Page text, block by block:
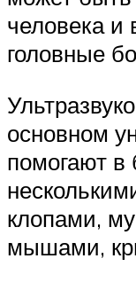
человека и
головные
основном
помогают в
клопами,
мышами,